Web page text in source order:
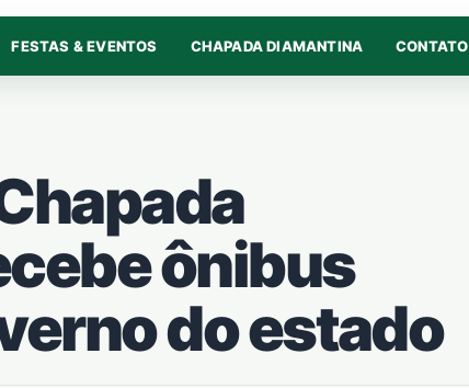
FESTAS & EVENTOS CHAPADA DIAMANTINA CONTATO
ônibus
do estado